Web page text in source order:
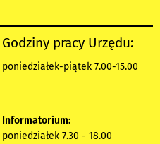
Godziny pracy Urzędu:
poniedziałek-piątek 7.00-15.00
Informatorium:
poniedziałek 7.30 - 18.00